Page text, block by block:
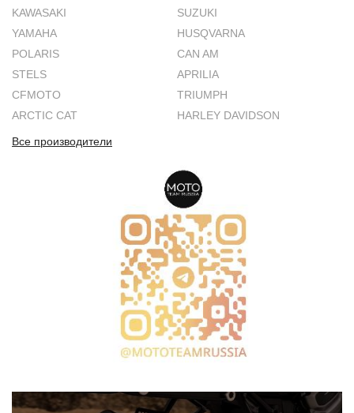
KAWASAKI
SUZUKI
YAMAHA
HUSQVARNA
POLARIS
CAN AM
STELS
APRILIA
CFMOTO
TRIUMPH
ARCTIC CAT
HARLEY DAVIDSON
Все производители